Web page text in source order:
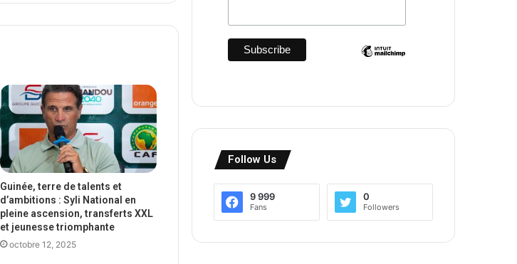
Guinée, terre de talents et
d’ambitions : Syli National en
pleine ascension, transferts XXL
et jeunesse triomphante
octobre 12, 2025
Follow Us
9 999
Fans
0
Followers